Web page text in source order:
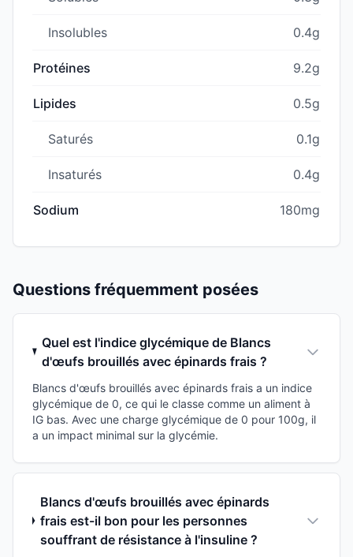
Insolubles 0.4g
Protéines 9.2g
Lipides 0.5g
Saturés 0.1g
Insaturés 0.4g
Sodium 180mg
Questions fréquemment posées
Quel est l'indice glycémique de Blancs
d'œufs brouillés avec épinards frais ?
Blancs d'œufs brouillés avec épinards frais a un indice
glycémique de 0, ce qui le classe comme un aliment à
IG bas. Avec une charge glycémique de 0 pour 100g, il
a un impact minimal sur la glycémie.
Blancs d'œufs brouillés avec épinards
frais est-il bon pour les personnes
souffrant de résistance à l'insuline ?